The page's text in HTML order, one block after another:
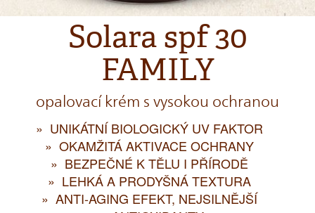
Solara spf 30
FAMILY
opalovací krém s vysokou ochranou
UNIKÁTNÍ BIOLOGICKÝ UV FAKTOR
OKAMŽITÁ AKTIVACE OCHRANY
BEZPEČNÉ K TĚLU I PŘÍRODĚ
LEHKÁ A PRODYŠNÁ TEXTURA
ANTI-AGING EFEKT, NEJSILNĚJŠÍ